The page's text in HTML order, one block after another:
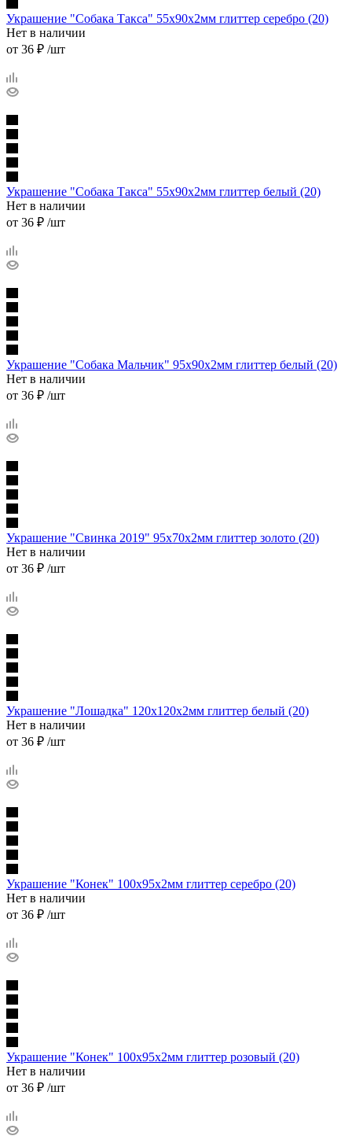
Украшение "Собака Такса" 55х90х2мм глиттер серебро (20)
Нет в наличии
от 36 ₽ /шт
Украшение "Собака Такса" 55х90х2мм глиттер белый (20)
Нет в наличии
от 36 ₽ /шт
Украшение "Собака Мальчик" 95х90х2мм глиттер белый (20)
Нет в наличии
от 36 ₽ /шт
Украшение "Свинка 2019" 95х70х2мм глиттер золото (20)
Нет в наличии
от 36 ₽ /шт
Украшение "Лошадка" 120х120х2мм глиттер белый (20)
Нет в наличии
от 36 ₽ /шт
Украшение "Конек" 100х95х2мм глиттер серебро (20)
Нет в наличии
от 36 ₽ /шт
Украшение "Конек" 100х95х2мм глиттер розовый (20)
Нет в наличии
от 36 ₽ /шт